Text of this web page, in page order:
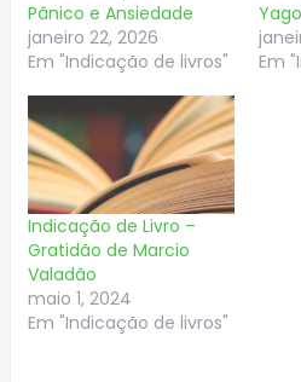
Pânico e Ansiedade
janeiro 22, 2026
Em "Indicação de livros"
Em
Indicação de Livro –
Gratidão de Marcio
Valadão
maio 1, 2024
Em "Indicação de livros"